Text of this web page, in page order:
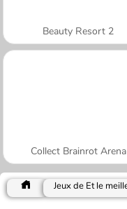
Beauty Resort 2
Collect Brainrot Arena